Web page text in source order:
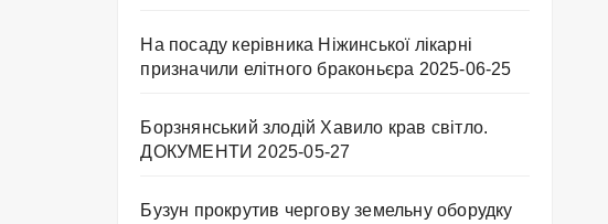
На посаду керівника Ніжинської лікарні
призначили елітного браконьєра 2025-06-25
Борзнянський злодій Хавило крав світло.
ДОКУМЕНТИ 2025-05-27
Бузун прокрутив чергову земельну оборудку